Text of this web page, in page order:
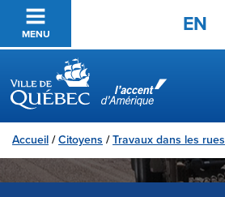
Passer au contenu principal
MENU EN
Ville de Québec
Accueil /Citoyens /Travaux dans les rues